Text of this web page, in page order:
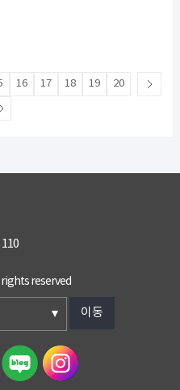
16 17 18 19 20
reserved
이동